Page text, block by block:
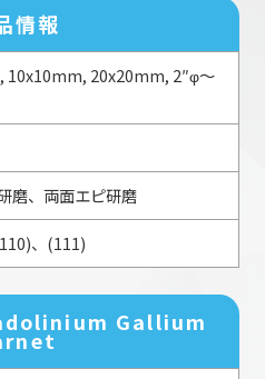
情報
10x10mm, 20x20mm, 2″φ～
磨、両面エピ研磨
、(111)
Gallium